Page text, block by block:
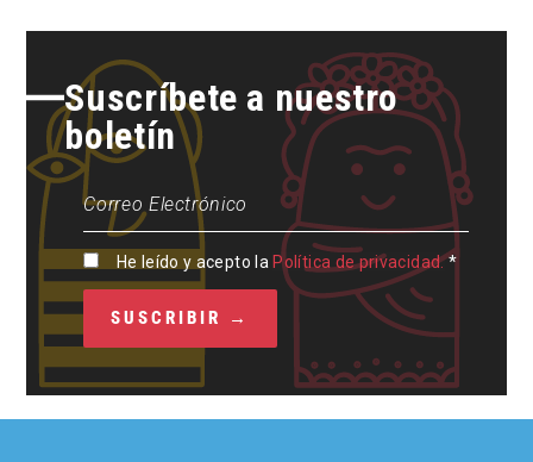
Suscríbete a nuestro
boletín
He leído y acepto la Política de privacidad. *